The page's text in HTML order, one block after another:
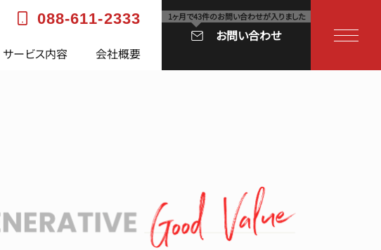
088-611-2333
サービス内容 会社概要
お問い合わせ